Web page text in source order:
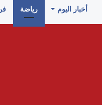
أخبار اليوم رياضة